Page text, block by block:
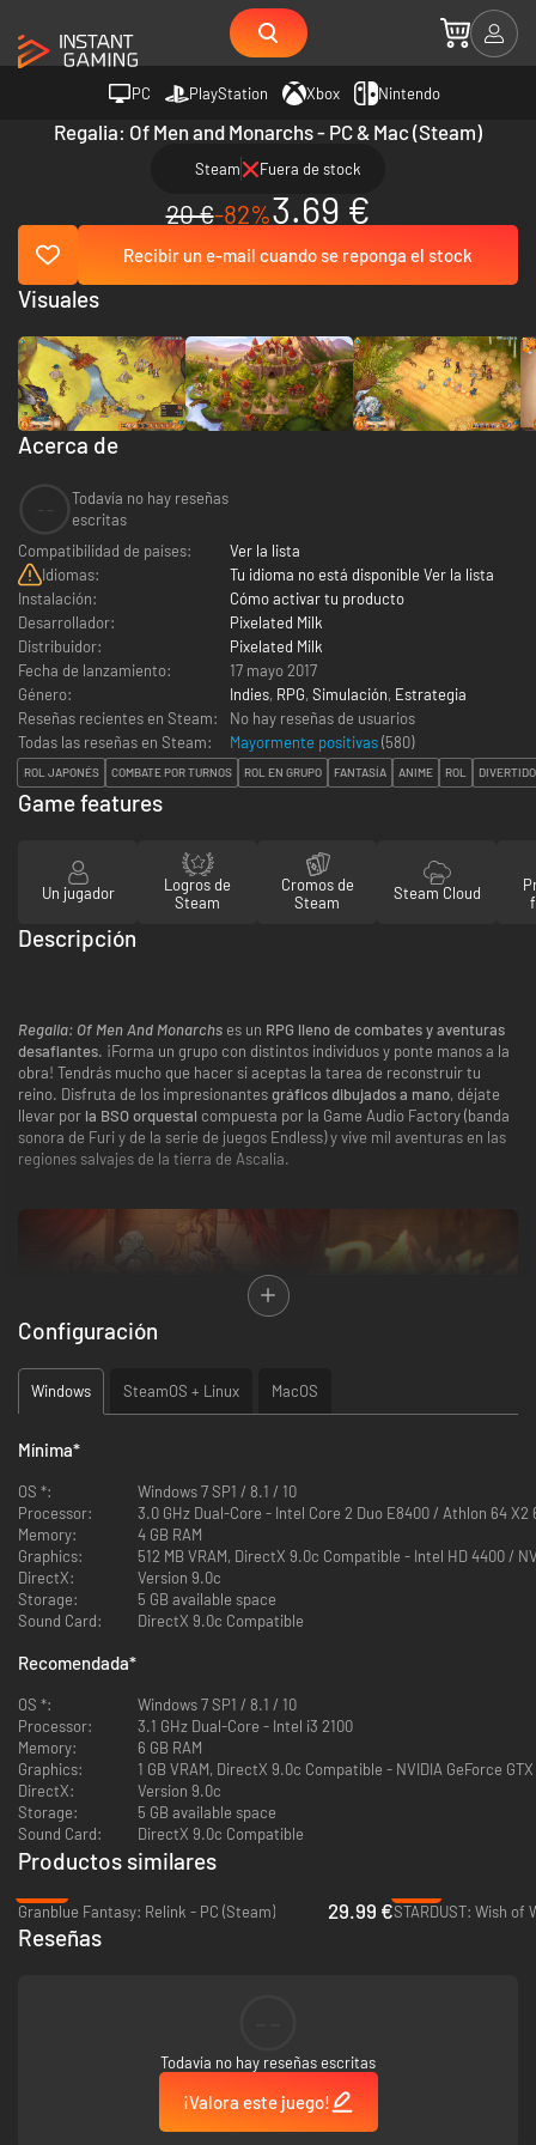
PC PlayStation Xbox Nintendo
Regalia: Of Men and Monarchs - PC & Mac (Steam)
Steam Fuera de stock
20 €-82%3.69 €
Recibir un e-mail cuando se reponga el stock
Acerca de
Todavía no hay reseñas
escritas
Compatibilidad de países:
Ver la lista
Idiomas:
Tu idioma no está disponible Ver la lista
Instalación:
Cómo activar tu producto
Desarrollador:
Pixelated Milk
Distribuidor:
Pixelated Milk
Fecha de lanzamiento:
17 mayo 2017
Género:
Indies, RPG, Simulación, Estrategia
Reseñas recientes en Steam:
No hay reseñas de usuarios
Todas las reseñas en Steam:
Mayormente positivas(580)
ROL JAPONÉS COMBATE POR TURNOS ROL EN GRUPO FANTASÍA ANIME ROL
Visuales
Game features
Un jugador
Logros de
Steam
Cromos de
Steam
Steam Cloud
Descripción
Regalia: Of Men And Monarchs es un RPG lleno de combates y aventuras
desafiantes. ¡Forma un grupo con distintos individuos y ponte manos a la
obra! Tendrás mucho que hacer si aceptas la tarea de reconstruir tu
reino. Disfruta de los impresionantesgráficos dibujados a mano, déjate
llevar por la BSO orquestal compuesta por la Game Audio Factory (banda
sonora de Furi y de la serie de juegos Endless) y vive mil aventuras en las
regiones salvajes de la tierra de Ascalia.
antiguo y endeudado reino de Ascalia. Una pequeña excursión para
incidente que obliga a Kay y sus hermanos a asumir sus
responsabilidades. Después de vivir algunas aventuras a la vieja usanza,
Kay se ve obligado devolver el esplendor al trono de su familia
sus nuevos súbditos y saldar la enorme deuda del reino.
Regalia: Of Men And Monarchses unRPG completamente nuevo
cosechado el éxito desde sus inicios. Fue creado por jugadores que, como
Se creó pensando en lo que todos queremos, una aventura desafiante en
abundan.
Así que, ¿derrotarás a las ratas, bandidos, monstruos innombrables y
mayor? Si no tienes éxito, será la primera ruina arruinada del mundo. Y
eso sería lo peor.
estrategias posibles.
Configuración
Windows SteamOS + Linux MacOS
Mínima*
OS *:
Windows 7 SP1 / 8.1 / 10
Processor:
3.0 GHz Dual-Core - Intel Core 2 Duo E8400 / Athlon 64 X2
Memory:
4 GB RAM
Graphics:
512 MB VRAM, DirectX 9.0c Compatible - Intel HD 4400 /
DirectX:
Version 9.0c
Storage:
5 GB available space
Sound Card:
DirectX 9.0c Compatible
Recomendada*
OS *:
Windows 7 SP1 / 8.1 / 10
Processor:
3.1 GHz Dual-Core - Intel i3 2100
Memory:
6 GB RAM
Graphics:
1 GB VRAM, DirectX 9.0c Compatible - NVIDIA GeForce
DirectX:
Version 9.0c
Storage:
5 GB available space
Sound Card:
DirectX 9.0c Compatible
Productos similares
Granblue Fantasy: Relink - PC (Steam)
29.99 €STARDUST: Wish of
Reseñas
Todavía no hay reseñas escritas
¡Valora este juego!